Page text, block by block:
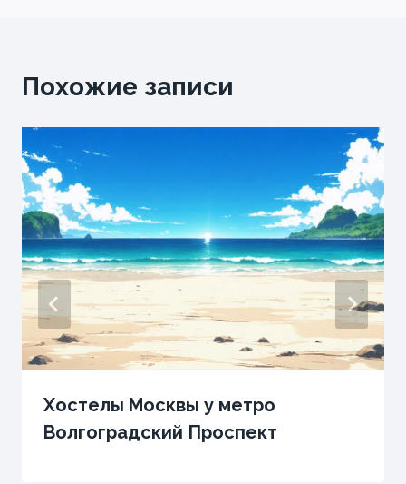
Похожие записи
Хостелы Москвы у метро
Волгоградский Проспект